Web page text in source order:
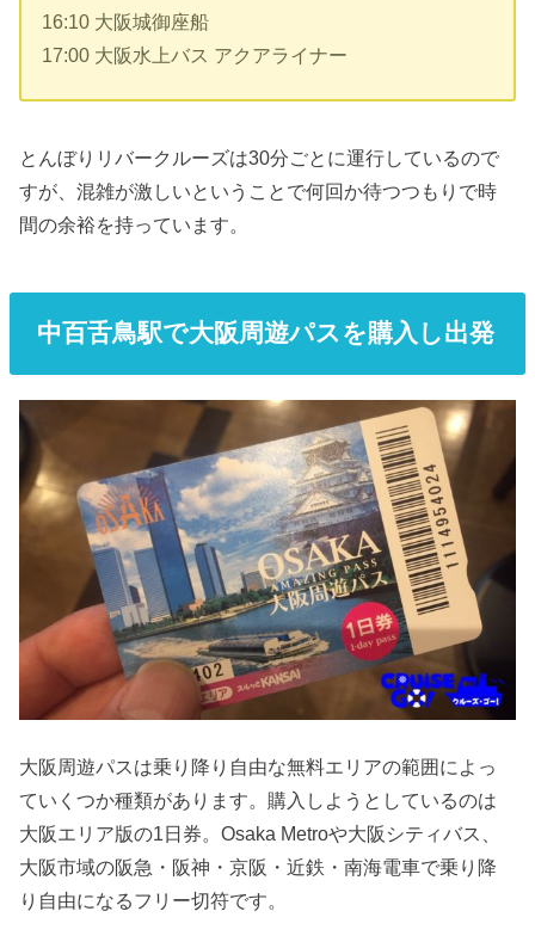
16:10 大阪城御座船
17:00 大阪水上バス アクアライナー
とんぼりリバークルーズは30分ごとに運行しているので
すが、混雑が激しいということで何回か待つつもりで時
間の余裕を持っています。
中百舌鳥駅で大阪周遊パスを購入し出発
大阪周遊パスは乗り降り自由な無料エリアの範囲によっ
ていくつか種類があります。購入しようとしているのは
大阪エリア版の1日券。Osaka Metroや大阪シティバス、
大阪市域の阪急・阪神・京阪・近鉄・南海電車で乗り降
り自由になるフリー切符です。